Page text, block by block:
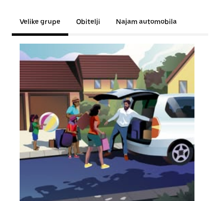
Velike grupe Obitelji Najam automobila